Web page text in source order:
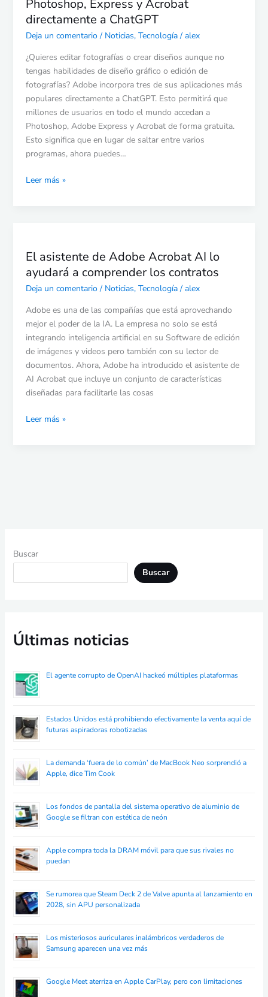
Photoshop, Express y Acrobat
directamente a ChatGPT
Deja un comentario / Noticias, Tecnología/ alex
¿Quieres editar fotografías o crear diseños aunque no
tengas habilidades de diseño gráfico o edición de
fotografías? Adobe incorpora tres de sus aplicaciones más
populares directamente a ChatGPT. Esto permitirá que
millones de usuarios en todo el mundo accedan a
Photoshop, Adobe Express y Acrobat de forma gratuita.
Esto significa que en lugar de saltar entre varios
programas, ahora puedes…
Leer más »
El asistente de Adobe Acrobat AI lo
ayudará a comprender los contratos
Deja un comentario / Noticias, Tecnología/ alex
Adobe es una de las compañías que está aprovechando
mejor el poder de la IA. La empresa no solo se está
integrando inteligencia artificial en su Software de edición
de imágenes y videos pero también con su lector de
documentos. Ahora, Adobe ha introducido el asistente de
AI Acrobat que incluye un conjunto de características
diseñadas para facilitarle las cosas
de
Adobe
Acrobat
lo
ayudará
a
comprender
los
contratos
Leer más »
Buscar
Buscar
Últimas noticias
El agente corrupto de OpenAI hackeó múltiples plataformas
Estados Unidos está prohibiendo efectivamente la venta aquí de
futuras aspiradoras robotizadas
La demanda ‘fuera de lo común’ de MacBook Neo sorprendió a
Apple, dice Tim Cook
Los fondos de pantalla del sistema operativo de aluminio de
Google se filtran con estética de neón
Apple compra toda la DRAM móvil para que sus rivales no
puedan
Se rumorea que Steam Deck 2 de Valve apunta al lanzamiento en
2028, sin APU personalizada
Los misteriosos auriculares inalámbricos verdaderos de
Samsung aparecen una vez más
Google Meet aterriza en Apple CarPlay, pero con limitaciones